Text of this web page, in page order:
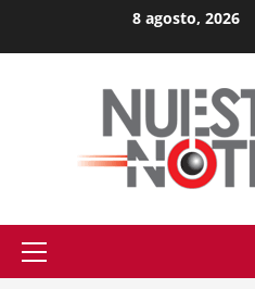
8 agosto, 2026
Primary